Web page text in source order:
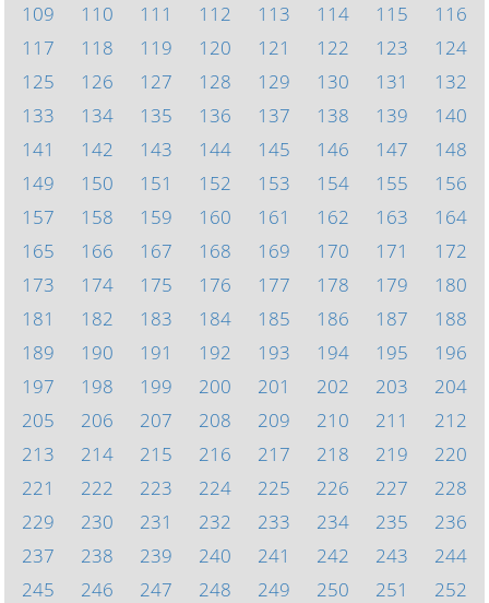
109
110 111 112 113 114 115
116
117
118 119 120 121 122 123
124
125
126 127 128 129 130 131
132
133
134 135 136 137 138 139
140
141
142 143 144 145 146 147
148
149
150 151 152 153 154 155
156
157
158 159 160 161 162 163
164
165
166 167 168 169 170 171
172
173
174 175 176 177 178 179
180
181
182 183 184 185 186 187
188
189
190 191 192 193 194 195
196
197
198 199 200 201 202 203
204
205
206 207 208 209 210 211
212
213
214 215 216 217 218 219
220
221
222 223 224 225 226 227
228
229
230 231 232 233 234 235
236
237
238 239 240 241 242 243
244
245
246 247 248 249 250 251
252